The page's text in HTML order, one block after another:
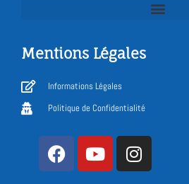
Mentions Légales
Informations Légales
Politique de Confidentialité